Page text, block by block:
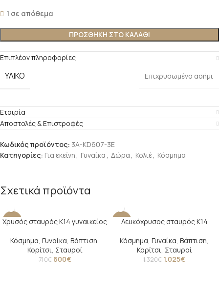
1 σε απόθεμα
ΠΡΟΣΘΗΚΗ ΣΤΟ ΚΑΛΑΘΙ
Επιπλέον πληροφορίες
ΥΛΙΚΟ Επιχρυσωμένο ασήμι
Εταιρία
Αποστολές & Επιστροφές
Κωδικός προϊόντος: 3A-KD607-3E
Κατηγορίες: Για εκείνη , Γυναίκα , Δώρα , Κολιέ, Κόσμημα
Σχετικά προϊόντα
-15%
Χρυσός σταυρός Κ14 γυναικείος
Κόσμημα, Γυναίκα, Βάπτιση,
Κορίτσι, Σταυροί
710€ 600€
-22%
Λευκόχρυσος σταυρός Κ14
Κόσμημα, Γυναίκα, Βάπτιση,
Κορίτσι, Σταυροί
1.320€ 1.025€